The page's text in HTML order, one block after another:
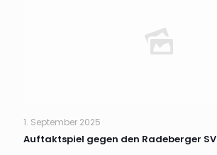
1. September 2025
Auftaktspiel gegen den Radeberger SV